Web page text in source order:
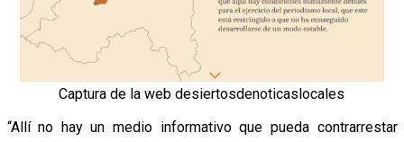
Captura de la web desiertosdenoticaslocales
“Allí no hay un medio informativo que pueda contrarrestar